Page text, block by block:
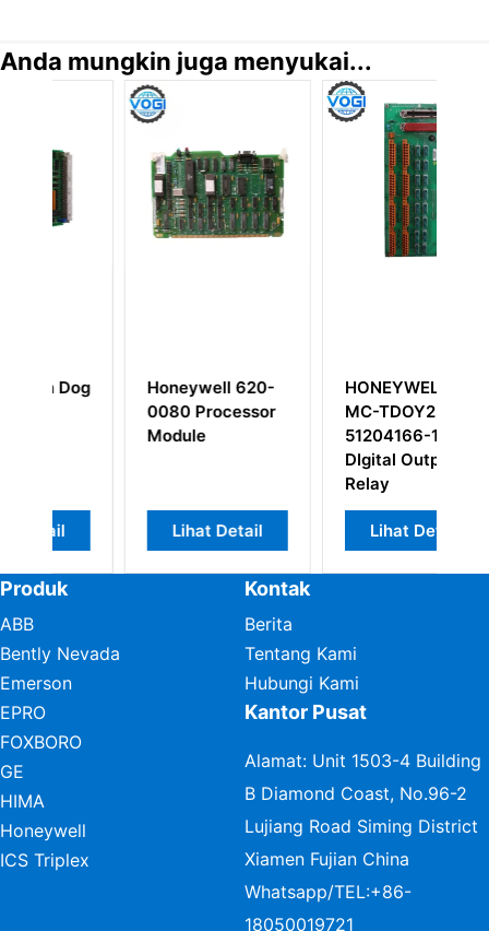
Anda mungkin juga menyukai...
Honeywell 620-
0080 Processor
Lihat Detail
HONEYWELL
MC-TDOY23
51204166-175
DIgital Output
Lihat Detail
Produk
ABB
Bently Nevada
Emerson
EPRO
FOXBORO
GE
HIMA
Honeywell
ICS Triplex
Kontak
Berita
Tentang Kami
Hubungi Kami
Kantor Pusat
Alamat: Unit 1503-4 Building
B Diamond Coast, No.96-2
Lujiang Road Siming District
Xiamen Fujian China
Whatsapp/TEL:+86-
18050019721